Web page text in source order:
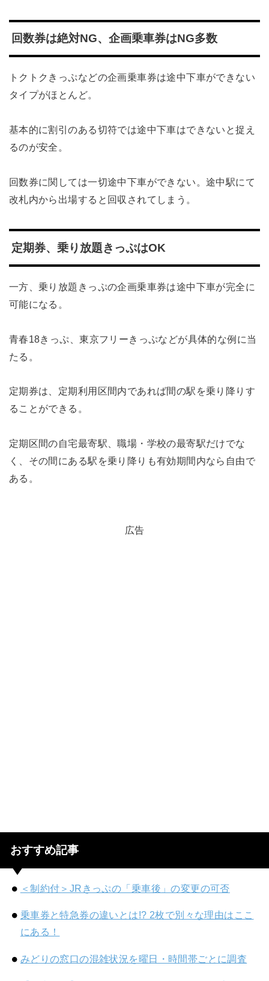
回数券は絶対NG、企画乗車券はNG多数
トクトクきっぷなどの企画乗車券は途中下車ができない
タイプがほとんど。
基本的に割引のある切符では途中下車はできないと捉え
るのが安全。
回数券に関しては一切途中下車ができない。途中駅にて
改札内から出場すると回収されてしまう。
定期券、乗り放題きっぷはOK
一方、乗り放題きっぷの企画乗車券は途中下車が完全に
可能になる。
青春18きっぷ、東京フリーきっぷなどが具体的な例に当
たる。
定期券は、定期利用区間内であれば間の駅を乗り降りす
ることができる。
定期区間の自宅最寄駅、職場・学校の最寄駅だけでな
く、その間にある駅を乗り降りも有効期間内なら自由で
ある。
広告
おすすめ記事
＜制約付＞JRきっぷの「乗車後」の変更の可否
乗車券と特急券の違いとは!? 2枚で別々な理由はここ
にある！
みどりの窓口の混雑状況を曜日・時間帯ごとに調査